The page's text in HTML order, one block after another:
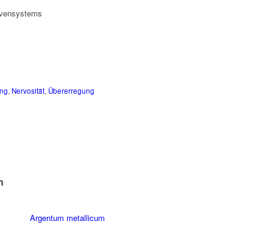
,Nervosität, Übererregung
Argentum metallicum